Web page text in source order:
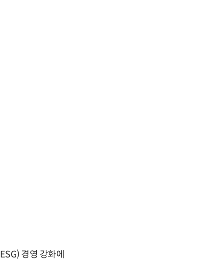
경영 강화에